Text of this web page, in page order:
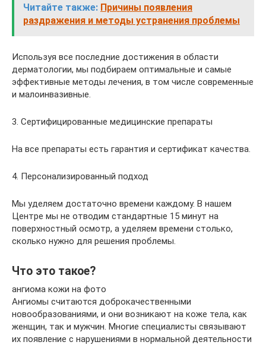
Читайте также: Причины появления
раздражения и методы устранения проблемы
Используя все последние достижения в области
дерматологии, мы подбираем оптимальные и самые
эффективные методы лечения, в том числе современные
и малоинвазивные.
3. Сертифицированные медицинские препараты
На все препараты есть гарантия и сертификат качества.
4. Персонализированный подход
Мы уделяем достаточно времени каждому. В нашем
Центре мы не отводим стандартные 15 минут на
поверхностный осмотр, а уделяем времени столько,
сколько нужно для решения проблемы.
Что это такое?
ангиома кожи на фото
Ангиомы считаются доброкачественными
новообразованиями, и они возникают на коже тела, как
женщин, так и мужчин. Многие специалисты связывают
их появление с нарушениями в нормальной деятельности